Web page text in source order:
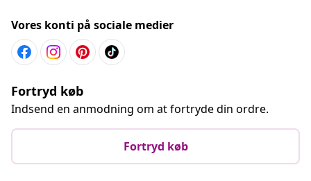
Vores konti på sociale medier
Fortryd køb
Indsend en anmodning om at fortryde din ordre.
Fortryd køb